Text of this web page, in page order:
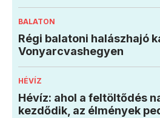
BALATON
Régi balatoni halászhajó
Vonyarcvashegyen
HÉVÍZ
Hévíz: ahol a feltöltődés
kezdődik, az élmények